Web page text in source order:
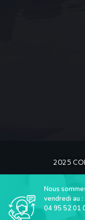
2025
Nous
vendredi au :
04 95 52 01